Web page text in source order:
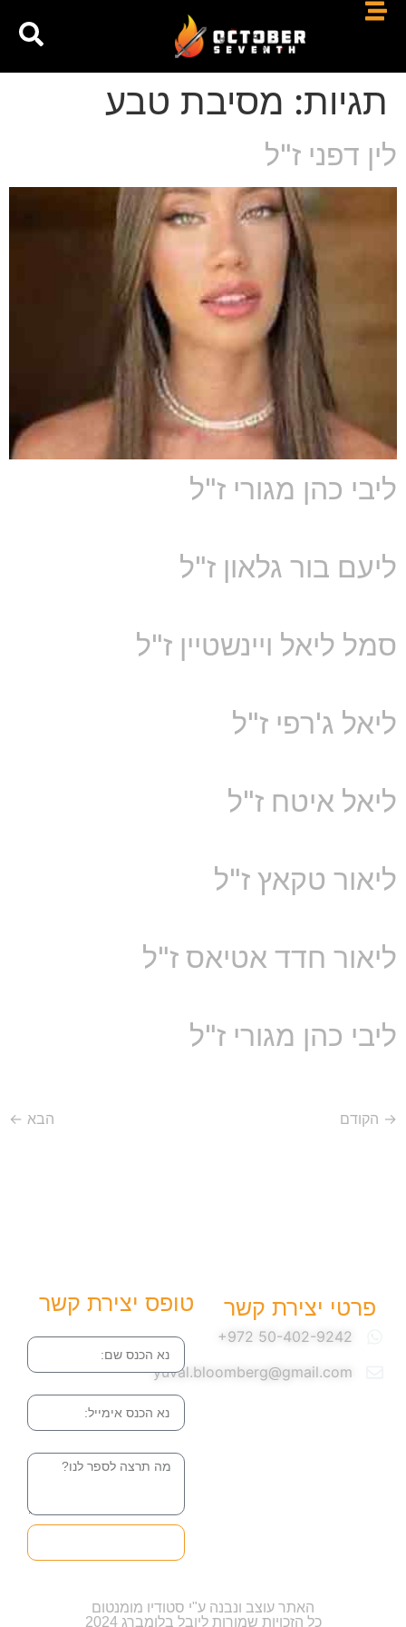
תגיות: מסיבת טבע
לין דפני ז"ל
ליבי כהן מגורי ז"ל
ליעם בור גלאון ז"ל
סמל ליאל ויינשטיין ז"ל
ליאל ג'רפי ז"ל
ליאל איטח ז"ל
ליאור טקאץ ז"ל
ליאור חדד אטיאס ז"ל
ליבי כהן מגורי ז"ל
→ הקודם הבא ←
פרטי יצירת קשר
yuval.bloomberg@gmail.com
טופס יצירת קשר
האתר עוצב ונבנה ע"י סטודיו מומנטום
כל הזכויות שמורות ליובל בלומברג 2024